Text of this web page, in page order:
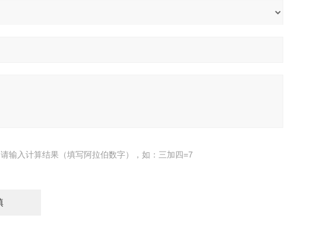
请输入计算结果（填写阿拉伯数字），如：三加四=7